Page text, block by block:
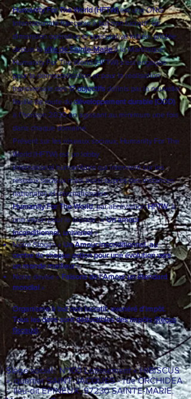
À propos de nous >
Humanity For The World (HFTW)est une ONG
Internationale française à but non lucratif, de
dimension opérative et spéculative initiée, pilotée
depuis la ville de Sainte-Marieà la Martinique.
Humanity For The World (HFTW) s'est engagée
pour la démocratisation et pour la réalisation
transversale des17 objectifsdéfinis par la nouvelle
feuille de route dudéveloppement durable (ODD)
à l’horizon 2030 en agissant au minimum une fois
dans chaque domaine.
Présent sur les réseaux sociaux, Humanity For The
World (HFTW) est unlobby
internationalhumanitaire qui intervient sur les
réseaux sociaux mais aussi auprès des instances
nationales et internationales.
Humanity For The World, par abréviationHFTW, à
une vision pour le monde : «Un amour
inconditionnel, universel»
Notre Slogan «Un Amour inconditionnel, au
centre de chaque action pour une évolution vers
un monde meilleur
Notre devise «
Faisons de l’Amour un étendard
mondial»
Organisme à but non lucratif, exonéré d'impôt.
Tous les dons sont déductibles des impôts (Reçus
fiscaux).
Siège social : N°100 Lotissement « HIBISCUS